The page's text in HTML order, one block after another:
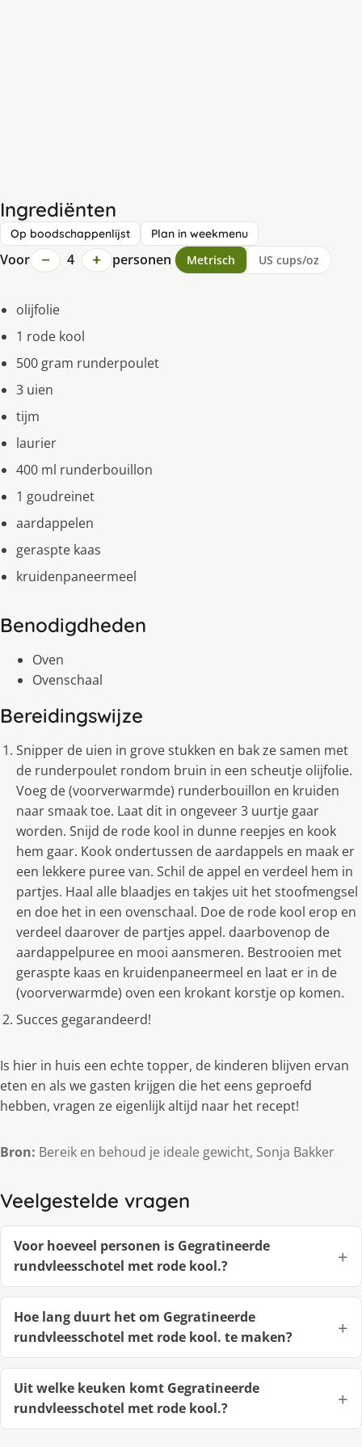
Ingrediënten
Op boodschappenlijst Plan in weekmenu
Voor − 4 + personen Metrisch US cups/oz
olijfolie
1 rode kool
500 gram runderpoulet
3 uien
tijm
laurier
400 ml runderbouillon
1 goudreinet
aardappelen
geraspte kaas
kruidenpaneermeel
Benodigdheden
Oven
Ovenschaal
Bereidingswijze
Snipper de uien in grove stukken en bak ze samen met
de runderpoulet rondom bruin in een scheutje olijfolie.
Voeg de (voorverwarmde) runderbouillon en kruiden
naar smaak toe. Laat dit in ongeveer 3 uurtje gaar
worden. Snijd de rode kool in dunne reepjes en kook
hem gaar. Kook ondertussen de aardappels en maak er
een lekkere puree van. Schil de appel en verdeel hem in
partjes. Haal alle blaadjes en takjes uit het stoofmengsel
en doe het in een ovenschaal. Doe de rode kool erop en
verdeel daarover de partjes appel. daarbovenop de
aardappelpuree en mooi aansmeren. Bestrooien met
geraspte kaas en kruidenpaneermeel en laat er in de
(voorverwarmde) oven een krokant korstje op komen.
Succes gegarandeerd!
Is hier in huis een echte topper, de kinderen blijven ervan
eten en als we gasten krijgen die het eens geproefd
hebben, vragen ze eigenlijk altijd naar het recept!
Bron: Bereik en behoud je ideale gewicht, Sonja Bakker
Veelgestelde vragen
Voor hoeveel personen is Gegratineerde
rundvleesschotel met rode kool.?
Hoe lang duurt het om Gegratineerde
rundvleesschotel met rode kool. te maken?
Uit welke keuken komt Gegratineerde
rundvleesschotel met rode kool.?